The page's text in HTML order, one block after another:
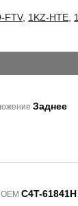
FTV, 1KZ-HTE
Заднее
C4T-61841H